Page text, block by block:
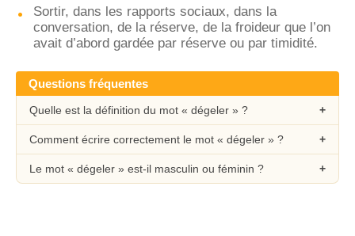
Sortir, dans les rapports sociaux, dans la
conversation, de la réserve, de la froideur que l’on
avait d’abord gardée par réserve ou par timidité.
Questions fréquentes
Quelle est la définition du mot « dégeler » ?
Comment écrire correctement le mot « dégeler » ?
Le mot « dégeler » est-il masculin ou féminin ?